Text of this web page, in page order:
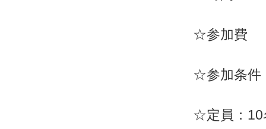
☆参加費
☆参加条件
☆定員：10